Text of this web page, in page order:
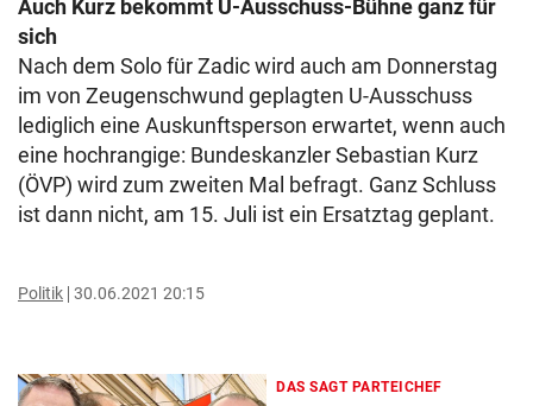
Auch Kurz bekommt U-Ausschuss-Bühne ganz für
sich
Nach dem Solo für Zadic wird auch am Donnerstag
im von Zeugenschwund geplagten U-Ausschuss
lediglich eine Auskunftsperson erwartet, wenn auch
eine hochrangige: Bundeskanzler Sebastian Kurz
(ÖVP) wird zum zweiten Mal befragt. Ganz Schluss
ist dann nicht, am 15. Juli ist ein Ersatztag geplant.
Politik 30.06.2021 20:15
DAS SAGT PARTEICHEF